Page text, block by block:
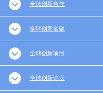
全球创新合作
全球创新金融
全球创新项目
全球创新论坛